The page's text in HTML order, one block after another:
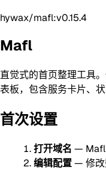
hywax/mafl:v0.15.4
Mafl
直觉式的首页整理工具
表板，包含服务卡片、
首次设置
打开域名 — Mafl
编辑配置— 修改